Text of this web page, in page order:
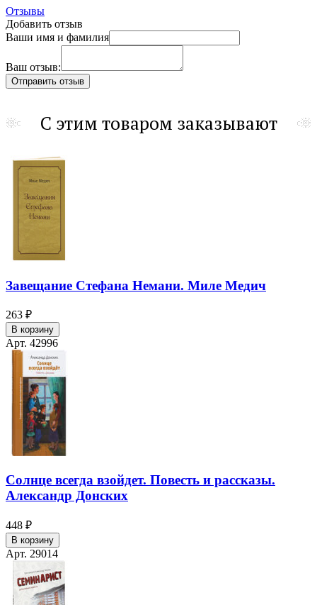
Отзывы
Добавить отзыв
Ваши имя и фамилия
Ваш отзыв:
С этим товаром заказывают
Завещание Стефана Немани. Миле Медич
263 ₽
В корзину
Арт. 42996
Солнце всегда взойдет. Повесть и рассказы.
Александр Донских
448 ₽
В корзину
Арт. 29014